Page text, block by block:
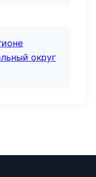
округ